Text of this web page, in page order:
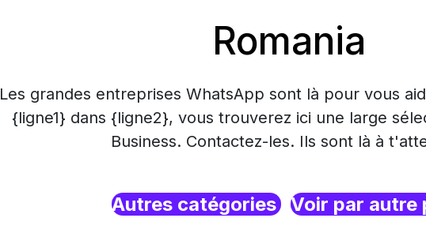
Romania
Les grandes entreprises WhatsApp sont là pour vous
{ligne1} dans {ligne2}, vous trouverez ici une large
Business. Contactez-les. Ils sont là à
Autres catégories Voir par autre